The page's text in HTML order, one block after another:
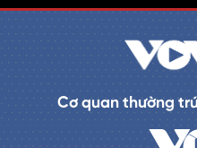
Cơ quan thường